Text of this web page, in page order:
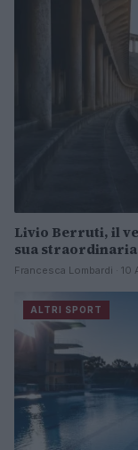
Livio Berruti, il
sua
Francesca Lombardi · 10
ALTRI SPORT